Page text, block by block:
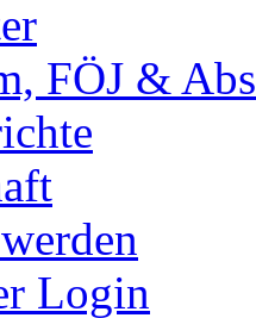
FÖJ &
Login